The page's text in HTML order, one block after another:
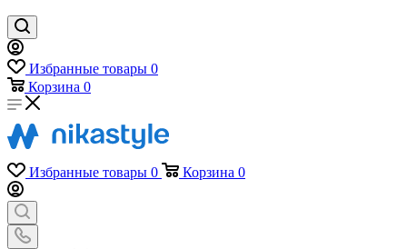
Избранные товары 0
Корзина 0
Избранные товары 0 Корзина 0